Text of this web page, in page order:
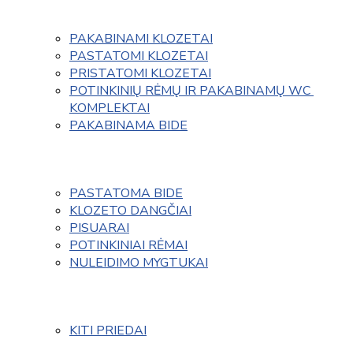
PAKABINAMI KLOZETAI
PASTATOMI KLOZETAI
PRISTATOMI KLOZETAI
POTINKINIŲ RĖMŲ IR PAKABINAMŲ WC
KOMPLEKTAI
PAKABINAMA BIDE
PASTATOMA BIDE
KLOZETO DANGČIAI
PISUARAI
POTINKINIAI RĖMAI
NULEIDIMO MYGTUKAI
KITI PRIEDAI